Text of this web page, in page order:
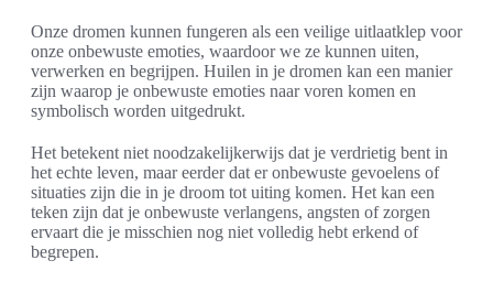
Onze dromen kunnen fungeren als een veilige uitlaatklep voor
onze onbewuste emoties, waardoor we ze kunnen uiten,
verwerken en begrijpen. Huilen in je dromen kan een manier
zijn waarop je onbewuste emoties naar voren komen en
symbolisch worden uitgedrukt.
Het betekent niet noodzakelijkerwijs dat je verdrietig bent in
het echte leven, maar eerder dat er onbewuste gevoelens of
situaties zijn die in je droom tot uiting komen. Het kan een
teken zijn dat je onbewuste verlangens, angsten of zorgen
ervaart die je misschien nog niet volledig hebt erkend of
begrepen.